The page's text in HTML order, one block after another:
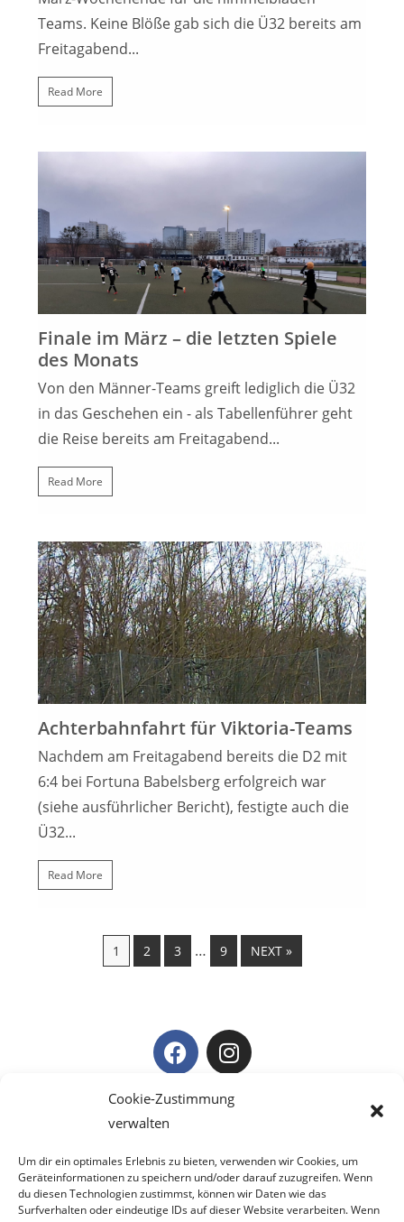
Cookie-Zustimmung
verwalten
Um dir ein optimales Erlebnis zu bieten, verwenden wir Cookies, um
Geräteinformationen zu speichern und/oder darauf zuzugreifen. Wenn
du diesen Technologien zustimmst, können wir Daten wie das
Surfverhalten oder eindeutige IDs auf dieser Website verarbeiten. Wenn
Teams. Keine Blöße gab sich die Ü32 bereits am
Freitagabend...
Read More
24. MÄRZ 2023
Finale im März – die letzten Spiele
des Monats
Von den Männer-Teams greift lediglich die Ü32
in das Geschehen ein - als Tabellenführer geht
die Reise bereits am Freitagabend...
Read More
20. MÄRZ 2023
Achterbahnfahrt für Viktoria-Teams
Nachdem am Freitagabend bereits die D2 mit
6:4 bei Fortuna Babelsberg erfolgreich war
(siehe ausführlicher Bericht), festigte auch die
Ü32...
Read More
1 2 3 … 9 NEXT »
#ZUSAMMENWACHSEN